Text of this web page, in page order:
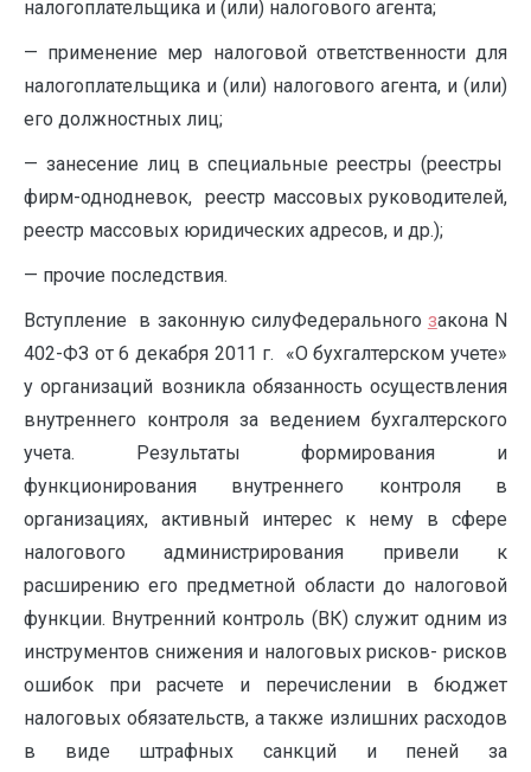
налогоплательщика и (или) налогового агента;
— применение мер налоговой ответственности для
налогоплательщика и (или) налогового агента, и (или)
его должностных лиц;
— занесение лиц в специальные реестры (реестры
фирм-однодневок, реестр массовых руководителей,
реестр массовых юридических адресов, и др.);
— прочие последствия.
Вступление в законную силуФедерального закона N
402-ФЗ от 6 декабря 2011 г. «О бухгалтерском учете»
у организаций возникла обязанность осуществления
внутреннего контроля за ведением бухгалтерского
учета. Результаты формирования и
функционирования внутреннего контроля в
организациях, активный интерес к нему в сфере
налогового администрирования привели к
расширению его предметной области до налоговой
функции. Внутренний контроль (ВК) служит одним из
инструментов снижения и налоговых рисков- рисков
ошибок при расчете и перечислении в бюджет
налоговых обязательств, а также излишних расходов
в виде штрафных санкций и пеней за